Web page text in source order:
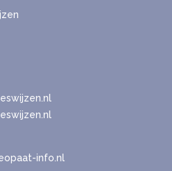
info.nl